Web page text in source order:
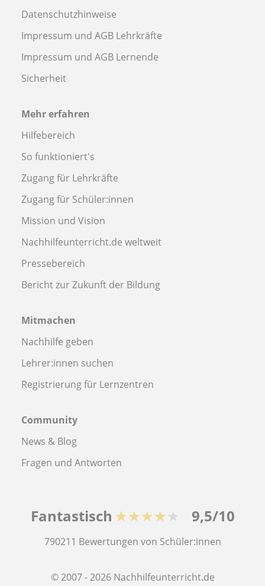
Datenschutzhinweise
Impressum und AGB Lehrkräfte
Impressum und AGB Lernende
Sicherheit
Mehr erfahren
Hilfebereich
So funktioniert's
Zugang für Lehrkräfte
Zugang für Schüler:innen
Mission und Vision
Nachhilfeunterricht.de weltweit
Pressebereich
Bericht zur Zukunft der Bildung
Mitmachen
Nachhilfe geben
Lehrer:innen suchen
Registrierung für Lernzentren
Community
News & Blog
Fragen und Antworten
Fantastisch ★★★★★ 9,5/10
790211 Bewertungen von Schüler:innen
© 2007 - 2026 Nachhilfeunterricht.de